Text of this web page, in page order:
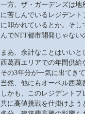
一方、ザ・ガーデンズは
に苦しんでいるレジデント
に叩かれているとか。そ
んでNTT都市開発じゃない
まあ、余計なことはいいと
西葛西エリアでの年間供給
その3年分が一気に出てき
当然、他にもオーベル西葛
しかも、このレジデント
共に高値挑戦を仕掛けよう